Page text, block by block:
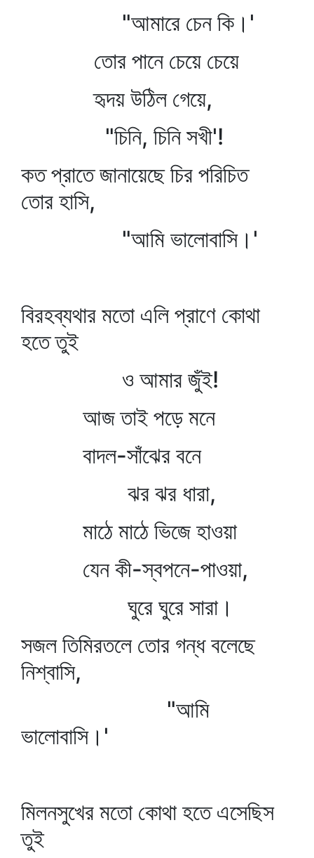
"আমারে চেন কি।'
তোর পানে চেয়ে চেয়ে
হৃদয় উঠিল গেয়ে,
"চিনি, চিনি সখী'!
কত প্রাতে জানায়েছে চির পরিচিত
তোর হাসি,
"আমি ভালোবাসি।'
বিরহব্যথার মতো এলি প্রাণে কোথা
হতে তুই
ও আমার জুঁই!
আজ তাই পড়ে মনে
বাদল-সাঁঝের বনে
ঝর ঝর ধারা,
মাঠে মাঠে ভিজে হাওয়া
যেন কী-স্বপনে-পাওয়া,
ঘুরে ঘুরে সারা।
সজল তিমিরতলে তোর গন্ধ বলেছে
নিশ্বাসি,
"আমি
ভালোবাসি।'
মিলনসুখের মতো কোথা হতে এসেছিস
তুই